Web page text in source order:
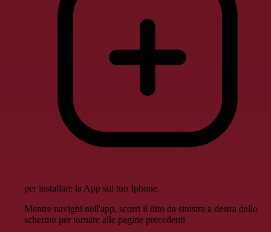
per installare la App sul tuo Iphone.
Mentre navighi nell'app, scorri il dito da sinistra a destra dello
schermo per tornare alle pagine precedenti